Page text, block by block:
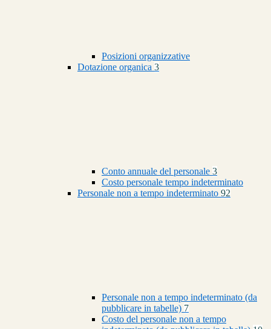
Posizioni organizzative
Dotazione organica 3
Conto annuale del personale 3
Costo personale tempo indeterminato
Personale non a tempo indeterminato 92
Personale non a tempo indeterminato (da
pubblicare in tabelle) 7
Costo del personale non a tempo